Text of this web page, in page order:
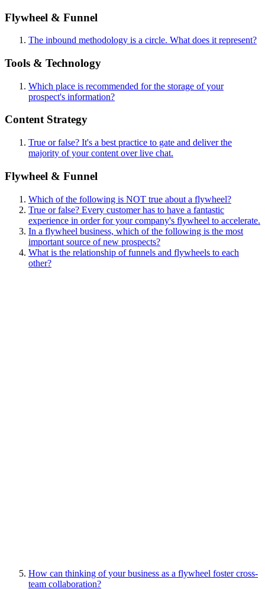
Flywheel & Funnel
The inbound methodology is a circle. What does it represent?
Tools & Technology
Which place is recommended for the storage of your
prospect's information?
Content Strategy
True or false? It's a best practice to gate and deliver the
majority of your content over live chat.
Flywheel & Funnel
Which of the following is NOT true about a flywheel?
True or false? Every customer has to have a fantastic
experience in order for your company's flywheel to accelerate.
In a flywheel business, which of the following is the most
important source of new prospects?
What is the relationship of funnels and flywheels to each
other?
How can thinking of your business as a flywheel foster cross-
team collaboration?